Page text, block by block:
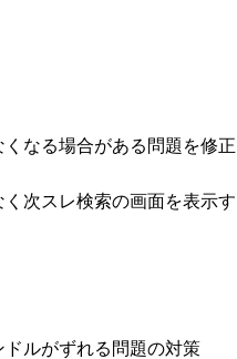
なる場合がある問題を修正
次スレ検索の画面を表示
ルがずれる問題の対策